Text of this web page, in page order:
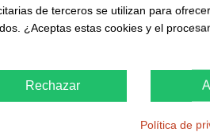
de terceros se utilizan para
¿Aceptas estas cookies y el
Rechazar
Política de